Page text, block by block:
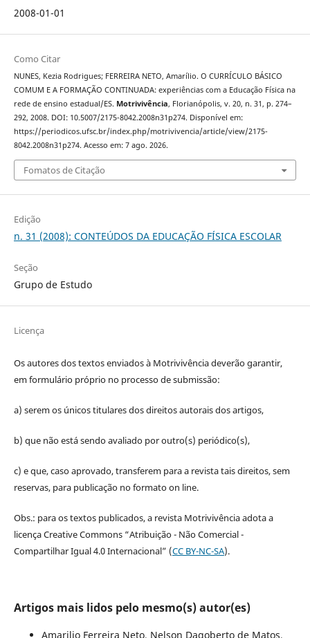
2008-01-01
Como Citar
NUNES, Kezia Rodrigues; FERREIRA NETO, Amarílio. O CURRÍCULO BÁSICO
COMUM E A FORMAÇÃO CONTINUADA: experiências com a Educação Física na
rede de ensino estadual/ES. Motrivivência, Florianópolis, v. 20, n. 31, p. 274–
292, 2008. DOI: 10.5007/2175-8042.2008n31p274. Disponível em:
https://periodicos.ufsc.br/index.php/motrivivencia/article/view/2175-
8042.2008n31p274. Acesso em: 7 ago. 2026.
Fomatos de Citação
Edição
n. 31 (2008): CONTEÚDOS DA EDUCAÇÃO FÍSICA ESCOLAR
Seção
Grupo de Estudo
Licença
Os autores dos textos enviados à Motrivivência deverão garantir,
em formulário próprio no processo de submissão:
a) serem os únicos titulares dos direitos autorais dos artigos,
b) que não está sendo avaliado por outro(s) periódico(s),
c) e que, caso aprovado, transferem para a revista tais direitos, sem
reservas, para publicação no formato on line.
Obs.: para os textos publicados, a revista Motrivivência adota a
licença Creative Commons “Atribuição - Não Comercial -
Compartilhar Igual 4.0 Internacional” (CC BY-NC-SA).
Artigos mais lidos pelo mesmo(s) autor(es)
Amarilio Ferreira Neto, Nelson Dagoberto de Matos,